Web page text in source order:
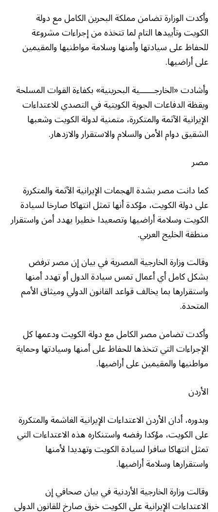
وأكدت الوزارة تضامن مملكة البحرين الكامل مع دولة
الكويت وتأييدها التام لما تتخذه من إجراءات مشروعة
للحفاظ على سيادتها وأمنها وسلامة مواطنيها والمقيمين
على أراضيها.
وأشادت «الخارجــــــية البحرينية» بكفاءة القوات المسلحة
ويقظة الدفاعات الجوية الكويتية في التصدي للاعتداءات
الإيرانية الآثمة والمتكررة، متمنية لدولة الكويت وشعبها
الشقيق دوام الأمن والسلام والاستقرار والازدهار.
مصر
كما دانت مصر بشدة الهجمات الإيرانية الآثمة والمتكررة
على دولة الكويت، مؤكدة أنها تمثل انتهاكا صارخا لسيادة
الكويت وسلامة أراضيها وتصعيدا خطيرا يهدد أمن واستقرار
منطقة الخليج العربي.
وقالت وزارة الخارجية المصرية في بيان إن مصر ترفض
بشكل كامل أي أعمال تمس سيادة الدول أو تهدد أمنها
واستقرارها بما يخالف قواعد القانون الدولي وميثاق الأمم
المتحدة.
وأكدت تضامن مصر الكامل مع دولة الكويت ودعمها كل
الإجراءات التي تتخذها للحفاظ على أمنها وسيادتها وحماية
مواطنيها والمقيمين على أراضيها.
الأردن
وبدوره، أدان الأردن الاعتداءات الإيرانية الغاشمة والمتكررة
على الكويت، مؤكدا رفضه واستنكاره هذه الاعتداءات التي
تمثل انتهاكا سافرا لسيادة الكويت وتهديدا لأمنها
واستقرارها وسلامة أراضيها.
وقالت وزارة الخارجية الأردنية في بيان صحافي إن
الاعتداءات الإيرانية على الكويت خرق صارخ للقانون الدولي